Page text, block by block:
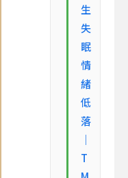
生
失
眠
情
緒
低
落
｜
T